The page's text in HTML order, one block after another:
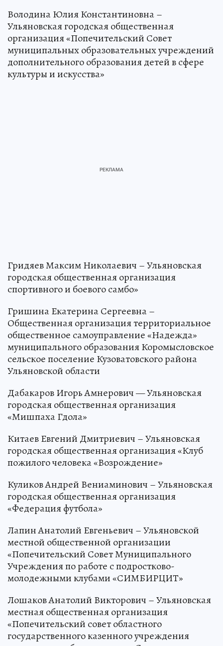
Володина Юлия Константиновна –
Ульяновская городская общественная
организация «Попечительский Совет
муниципальных образовательных учреждений
дополнительного образования детей в сфере
культуры и искусства»
Гридяев Максим Николаевич – Ульяновская
городская общественная организация
спортивного и боевого самбо»
Гришина Екатерина Сергеевна –
Общественная организация территориальное
общественное самоуправление «Надежда»
муниципального образования Коромысловское
сельское поселение Кузоватовского района
Ульяновской области
Дабакаров Игорь Амнерович — Ульяновская
городская общественная организация
«Мишпаха Гдола»
Китаев Евгений Дмитриевич – Ульяновская
городская общественная организация «Клуб
пожилого человека «Возрождение»
Куликов Андрей Вениаминович – Ульяновская
городская общественная организация
«Федерация футбола»
Лапин Анатолий Евгеньевич – Ульяновской
местной общественной организации
«Попечительский Совет Муниципального
Учреждения по работе с подростково-
молодежными клубами «СИМБИРЦИТ»
Лошаков Анатолий Викторович – Ульяновская
местная общественная организация
«Попечительский совет областного
государственного казенного учреждения